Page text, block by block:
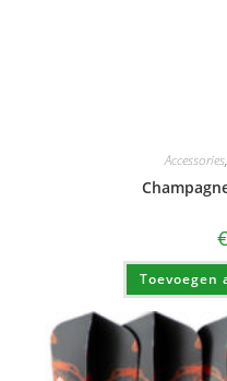
Accessories,
€
Toevoegen